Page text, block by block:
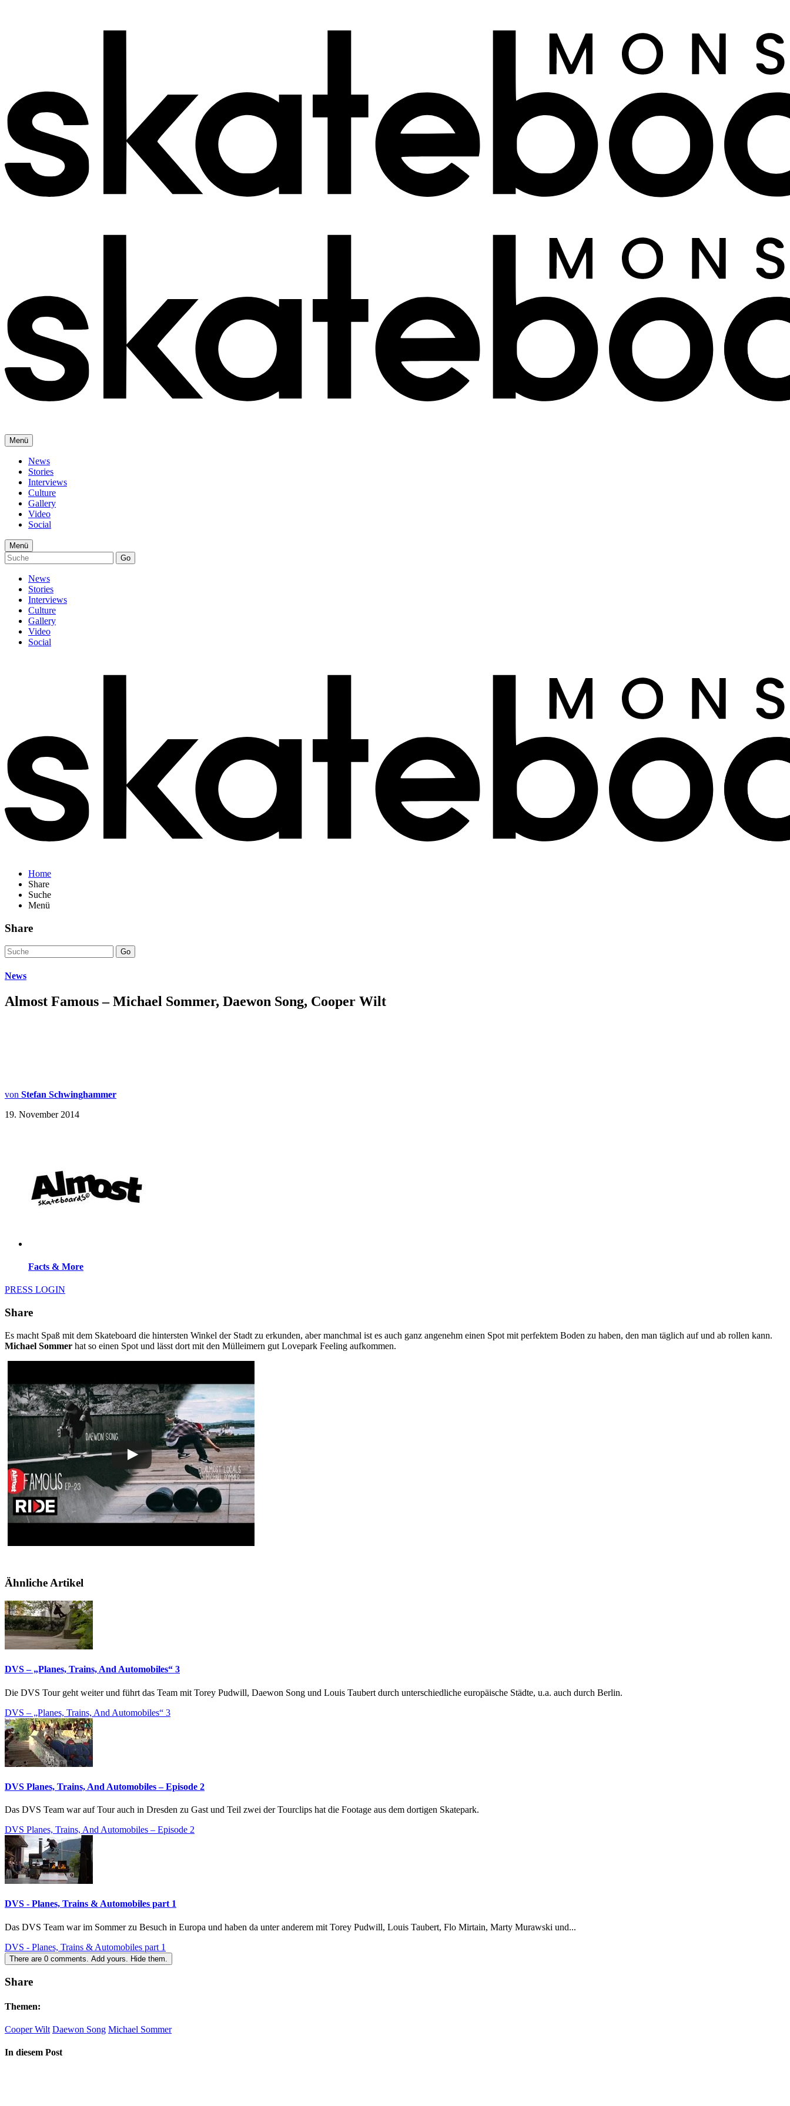
Menü
News
Stories
Interviews
Culture
Gallery
Video
Social
Menü
Go
News
Stories
Interviews
Culture
Gallery
Video
Social
Home
Share
Suche
Menü
Share
Go
News
Almost Famous – Michael Sommer, Daewon Song, Cooper Wilt
von Stefan Schwinghammer
19. November 2014
Facts & More
PRESS LOGIN
Share
Es macht Spaß mit dem Skateboard die hintersten Winkel der Stadt zu erkunden, aber manchmal ist es auch ganz angenehm einen Spot mit perfektem Boden zu haben, den man täglich auf und ab rollen kann.
Michael Sommer hat so einen Spot und lässt dort mit den Mülleimern gut Lovepark Feeling aufkommen.
Ähnliche Artikel
DVS – „Planes, Trains, And Automobiles“ 3
Die DVS Tour geht weiter und führt das Team mit Torey Pudwill, Daewon Song und Louis Taubert durch unterschiedliche europäische Städte, u.a. auch durch Berlin.
DVS – „Planes, Trains, And Automobiles“ 3
DVS Planes, Trains, And Automobiles – Episode 2
Das DVS Team war auf Tour auch in Dresden zu Gast und Teil zwei der Tourclips hat die Footage aus dem dortigen Skatepark.
DVS Planes, Trains, And Automobiles – Episode 2
DVS - Planes, Trains & Automobiles part 1
Das DVS Team war im Sommer zu Besuch in Europa und haben da unter anderem mit Torey Pudwill, Louis Taubert, Flo Mirtain, Marty Murawski und...
DVS - Planes, Trains & Automobiles part 1
There are 0 comments. Add yours. Hide them.
Share
Themen:
Cooper Wilt Daewon Song Michael Sommer
In diesem Post